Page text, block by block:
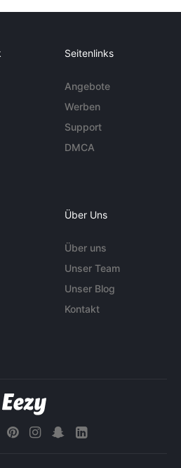
Seitenlinks
Angebote
Werben
Support
DMCA
Über Uns
Über uns
Unser Team
Unser Blog
Kontakt